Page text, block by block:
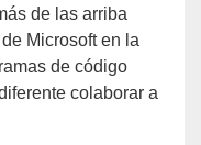
de las arriba
Microsoft en la
de código
colaborar a